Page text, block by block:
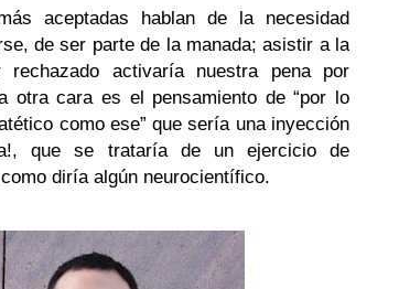
aceptadas hablan de la necesidad
de ser parte de la manada; asistir a la
rechazado activaría nuestra pena por
otra cara es el pensamiento de “por lo
como ese” que sería una inyección
que se trataría de un ejercicio de
diría algún neurocientífico.